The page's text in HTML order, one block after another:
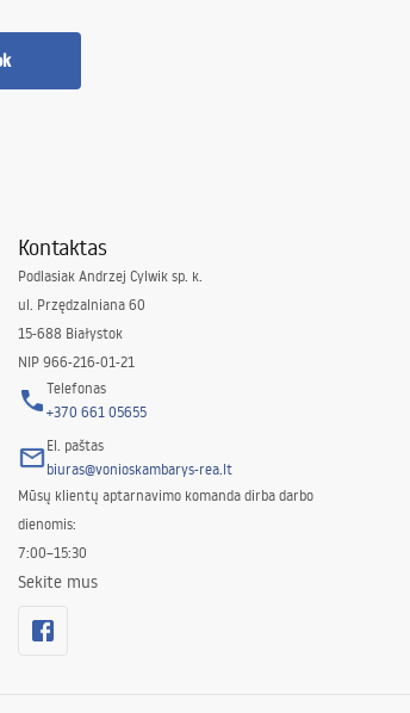
Kontaktas
Podlasiak Andrzej Cylwik sp. k.
ul. Przędzalniana 60
15-688 Białystok
NIP 966-216-01-21
Telefonas
+370 661 05655
El. paštas
biuras@vonioskambarys-rea.lt
Mūsų klientų aptarnavimo komanda dirba darbo
dienomis:
7:00–15:30
Sekite mus